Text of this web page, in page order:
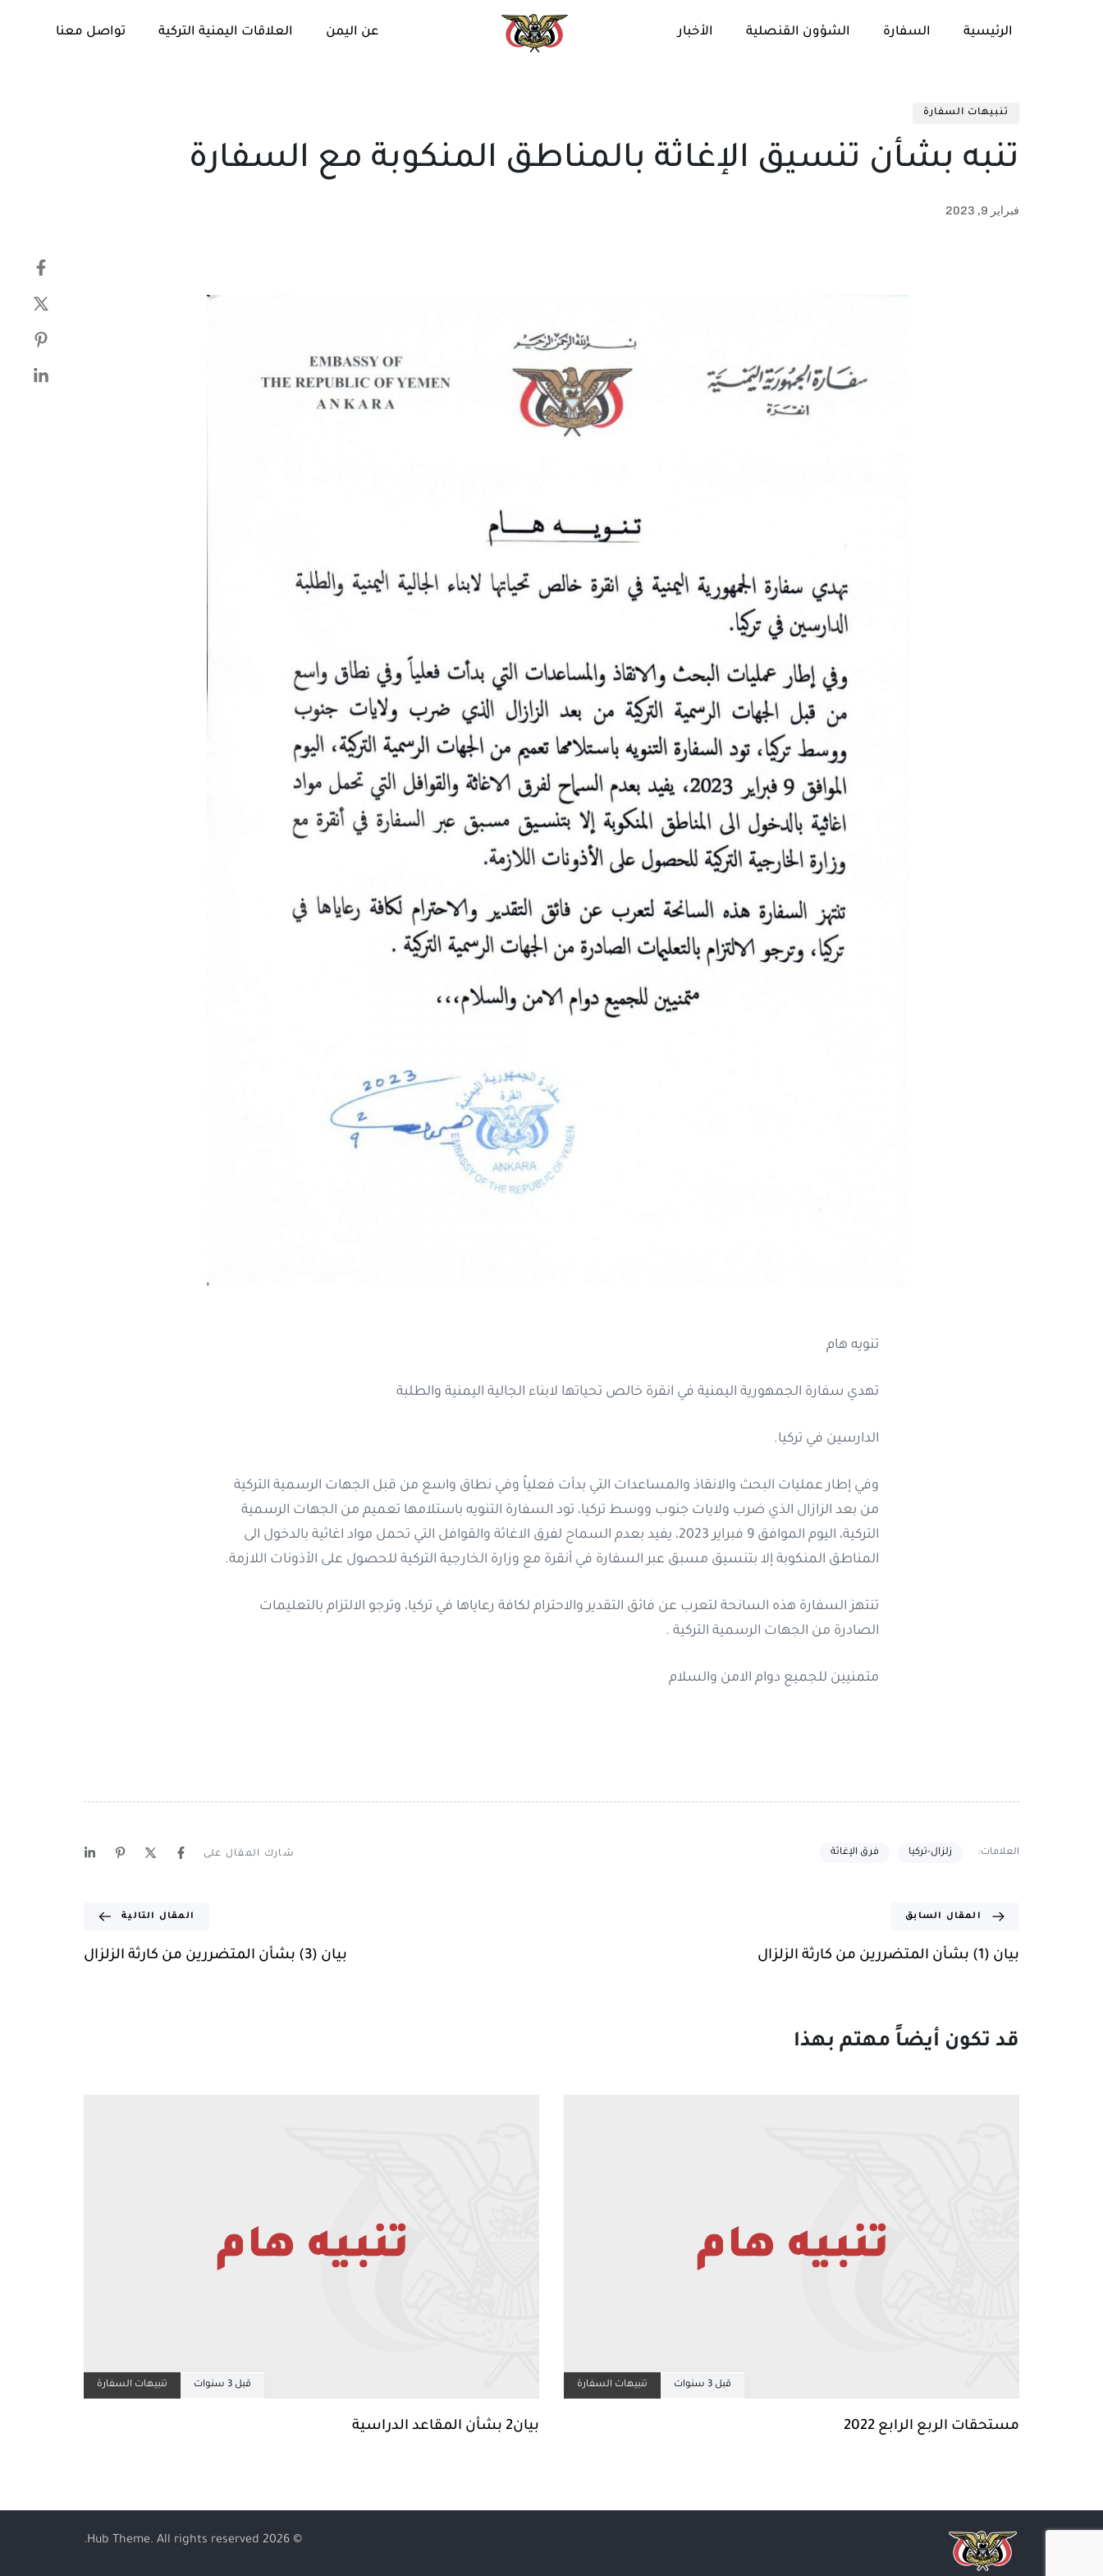
الرئيسية السفارة الشؤون القنصلية الأخبار عن اليمن العلاقات اليمنية التركية تواصل معنا
تنبيهات السفارة
تنبه بشأن تنسيق الإغاثة بالمناطق المنكوبة مع السفارة
فبراير 9, 2023
تنويه هام
تهدي سفارة الجمهورية اليمنية في انقرة خالص تحياتها لابناء الجالية اليمنية والطلبة
الدارسين في تركيا.
وفي إطار عمليات البحث والانقاذ والمساعدات التي بدأت فعلياً وفي نطاق واسع من قبل الجهات الرسمية التركية
من بعد الزازال الذي ضرب ولايات جنوب ووسط تركيا، تود السفارة التنويه باستلامها تعميم من الجهات الرسمية
التركية، اليوم الموافق 9 فبراير 2023، يفيد بعدم السماح لفرق الاغاثة والقوافل التي تحمل مواد اغاثية بالدخول الى
المناطق المنكوبة إلا بتنسيق مسبق عبر السفارة في أنقرة مع وزارة الخارجية التركية للحصول على الأذونات اللازمة.
تنتهز السفارة هذه السانحة لتعرب عن فائق التقدير والاحترام لكافة رعاياها في تركيا، وترجو الالتزام بالتعليمات
الصادرة من الجهات الرسمية التركية .
متمنيين للجميع دوام الامن والسلام
العلامات: زلزال-تركيا فرق الإغاثة شارك المقال على
المقال السابق
بيان (1) بشأن المتضررين من كارثة الزلزال
المقال التالية
بيان (3) بشأن المتضررين من كارثة الزلزال
قبل 3 سنوات تنبيهات السفارة
مستحقات الربع الرابع 2022
قبل 3 سنوات تنبيهات السفارة
بيان2 بشأن المقاعد الدراسية
© 2026 Hub Theme. All rights reserved.